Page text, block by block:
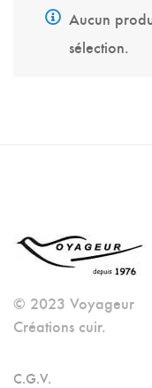
Aucun
sélection.
© 2023 Voyageur
Créations cuir.
C.G.V.